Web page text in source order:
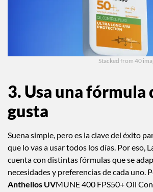
Stacked from 40
3. Usa una fórmula
gusta
Suena simple, pero es la clave del éxito
que lo vas a usar todos los días. Por eso,
cuenta con distintas fórmulas que se
necesidades y preferencias de cada uno.
Anthelios UVMUNE 400 FPS50+ Oil